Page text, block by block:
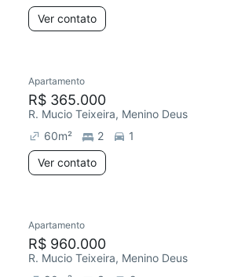
Ver contato
Apartamento
R$ 365.000
R. Mucio Teixeira, Menino Deus
60m² 2
1
Ver contato
Apartamento
R$ 960.000
R. Mucio Teixeira, Menino Deus